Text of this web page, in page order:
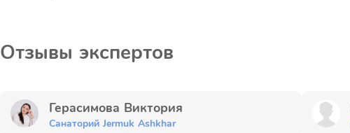
Отзывы экспертов
Герасимова Виктория
Санаторий Jermuk Ashkhar